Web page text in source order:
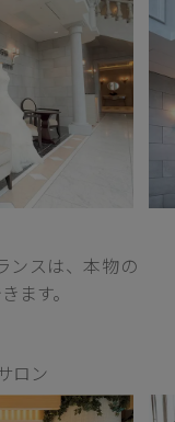
ンスは、本物の
ます。
ロン